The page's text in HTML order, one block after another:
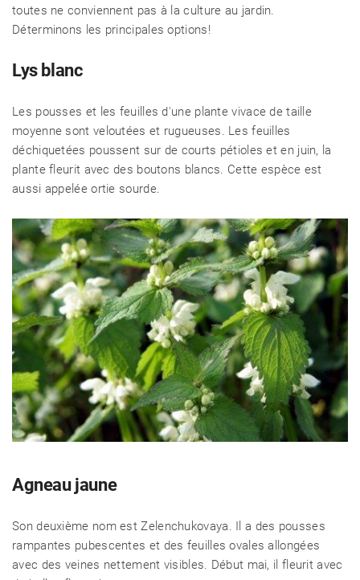
toutes ne conviennent pas à la culture au jardin.
Déterminons les principales options!
Lys blanc
Les pousses et les feuilles d'une plante vivace de taille
moyenne sont veloutées et rugueuses. Les feuilles
déchiquetées poussent sur de courts pétioles et en juin, la
plante fleurit avec des boutons blancs. Cette espèce est
aussi appelée ortie sourde.
Agneau jaune
Son deuxième nom est Zelenchukovaya. Il a des pousses
rampantes pubescentes et des feuilles ovales allongées
avec des veines nettement visibles. Début mai, il fleurit avec